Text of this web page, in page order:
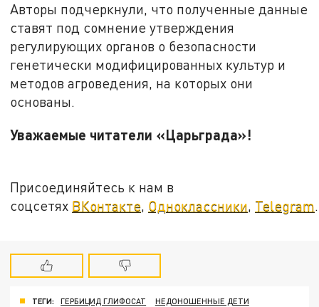
Авторы подчеркнули, что полученные данные
ставят под сомнение утверждения
регулирующих органов о безопасности
генетически модифицированных культур и
методов агроведения, на которых они
основаны.
Уважаемые читатели «Царьграда»!
Присоединяйтесь к нам в
соцсетях ВКонтакте Одноклассники Telegram
ТЕГИ: ГЕРБИЦИД ГЛИФОСАТ
НЕДОНОШЕННЫЕ ДЕТИ